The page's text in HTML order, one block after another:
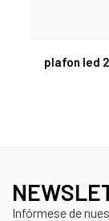
plafon led
Infórmese de